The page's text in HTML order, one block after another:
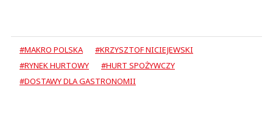
#MAKRO POLSKA
#KRZYSZTOF NICIEJEWSKI
#RYNEK HURTOWY
#HURT SPOŻYWCZY
#DOSTAWY DLA GASTRONOMII